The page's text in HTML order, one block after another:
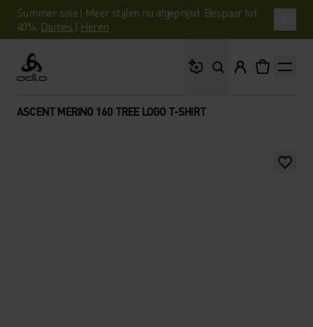
Summer sale | Meer stijlen nu afgeprijsd. Bespaar tot
40%. Dames | Heren
Odlo
ASCENT MERINO 160 TREE LOGO T-SHIRT